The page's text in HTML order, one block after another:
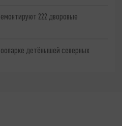
222 дворовые
детёнышей северных